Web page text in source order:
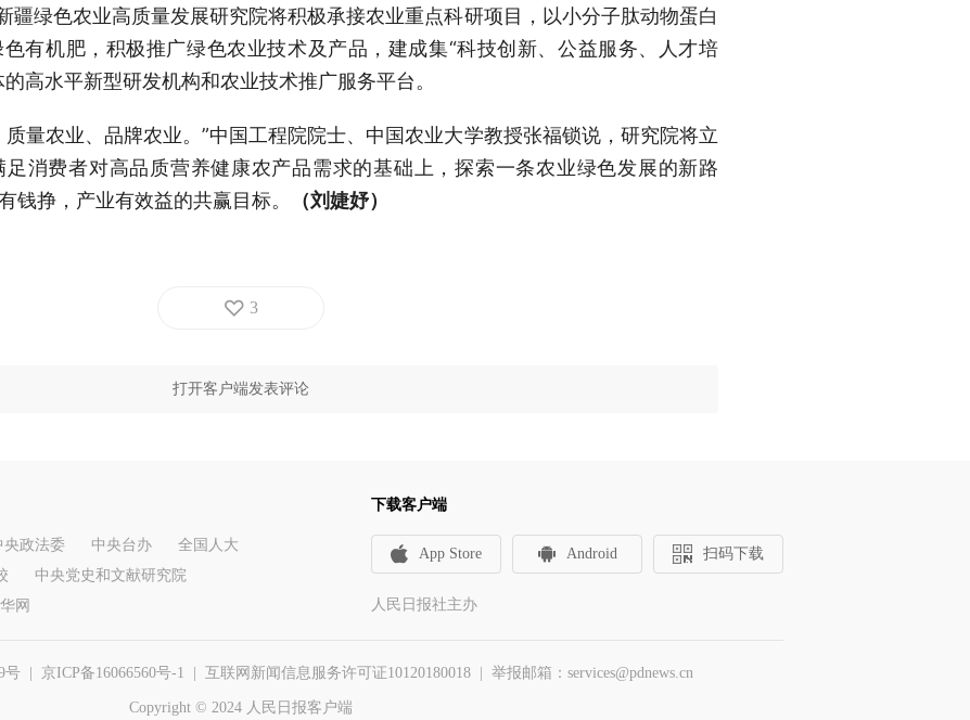
疆绿色农业高质量发展研究院将积极承接农业重点科研项目，以小分子肽动物蛋白
有机肥，积极推广绿色农业技术及产品，建成集“科技创新、公益服务、人才培
高水平新型研发机构和农业技术推广服务平台。
量农业、品牌农业。”中国工程院院士、中国农业大学教授张福锁说，研究院将立
消费者对高品质营养健康农产品需求的基础上，探索一条农业绿色发展的新路
钱挣，产业有效益的共赢目标。
（刘婕妤）
3
打开客户端发表评论
央政法委 中央台办
全国人大
中央党史和文献研究院
网
下载客户端
App Store Android 扫码下载
人民日报社主办
号 京ICP备16066560号-1 | 互联网新闻信息服务许可证10120180018 | 举报邮箱：services@pdnews.cn
Copyright © 2024 人民日报客户端